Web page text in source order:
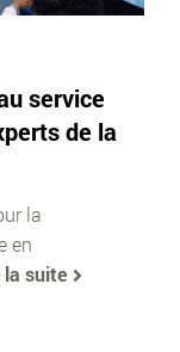
service
de la
la
en
la suite